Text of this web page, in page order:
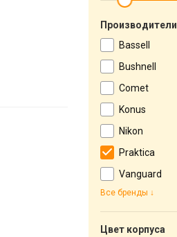
Производители
Bassell
Bushnell
Comet
Konus
Nikon
Praktica
Vanguard
Все бренды
Цвет корпуса